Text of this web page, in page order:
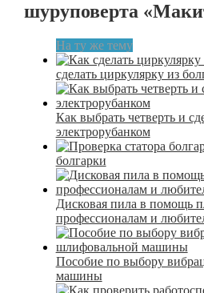
шуруповерта
На ту же тему
сделать циркулярку из
Как выбрать четверть и
электрорубанком
болгарки
Дисковая пила в помощь
профессионалам и
Пособие по выбору
машины